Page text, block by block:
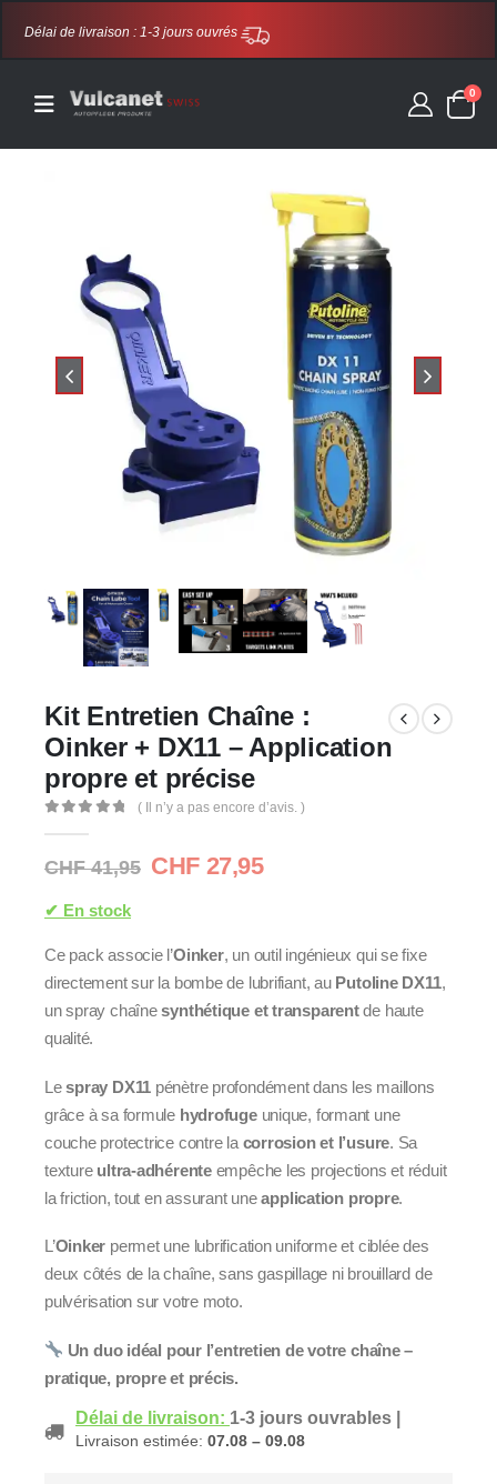
Délai de livraison : 1-3 jours ouvrés
0
Kit Entretien Chaîne :
Oinker + DX11 – Application
propre et précise
( Il n’y a pas encore d’avis. )
CHF41,95 Le
CHF 41,95.
CHF 27,95Le
CHF 27,95.
✔ En stock
Ce pack associe l’Oinker, un outil ingénieux qui se fixe
directement sur la bombe de lubrifiant, au Putoline DX11,
un spray chaînesynthétique et transparentde haute
qualité.
Lespray DX11 pénètre profondément dans les maillons
grâce à sa formule hydrofugeunique, formant une
couche protectrice contre la corrosion et l’usure. Sa
texture ultra-adhérenteempêche les projections et réduit
la friction, tout en assurant uneapplication propre.
L’Oinker permet une lubrification uniforme et ciblée des
deux côtés de la chaîne, sans gaspillage ni brouillard de
pulvérisation sur votre moto.
Un duo idéal pour l’entretien de votre chaîne –
pratique, propre et précis.
Délai de livraison: 1-3 jours ouvrables
Livraison estimée: 07.08 – 09.08